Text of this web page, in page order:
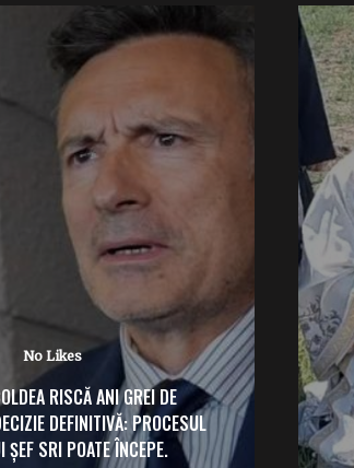
No Likes
PETRESCU („MACHE”) FACE
PE CÂMP PENTRU PLOAIE.